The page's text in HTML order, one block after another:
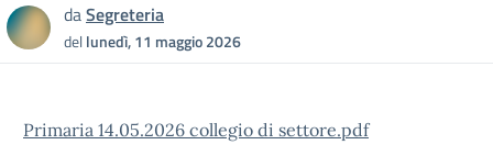
daSegreteria
dellunedì, 11 maggio 2026
Primaria 14.05.2026 collegio di settore.pdf